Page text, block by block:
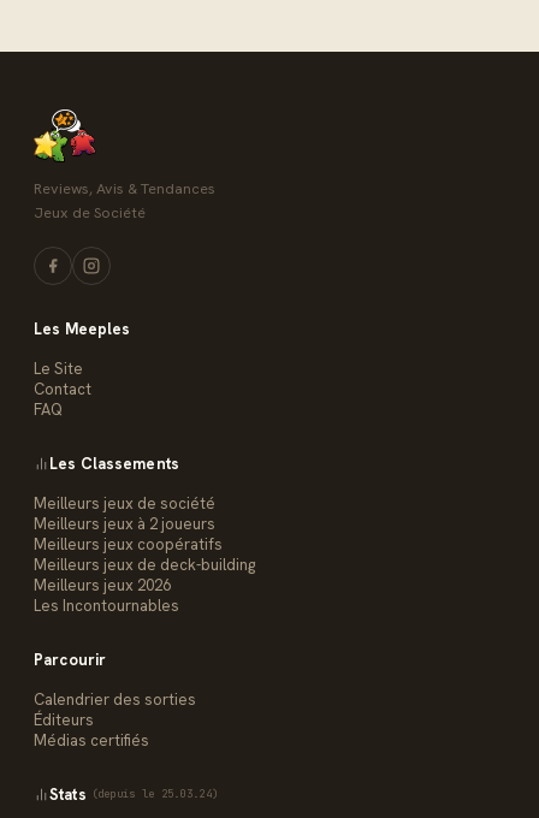
Reviews, Avis & Tendances
Jeux de Société
Les Meeples
Le Site
Contact
FAQ
Les Classements
Meilleurs jeux de société
Meilleurs jeux à 2 joueurs
Meilleurs jeux coopératifs
Meilleurs jeux de deck-building
Meilleurs jeux 2026
Les Incontournables
Parcourir
Calendrier des sorties
Éditeurs
Médias certifiés
Stats (depuis le 25.03.24)